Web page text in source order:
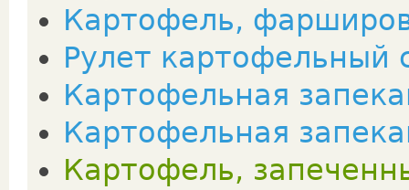
Картофель,
Рулет картофельный
Картофельная
Картофельная
Картофель,